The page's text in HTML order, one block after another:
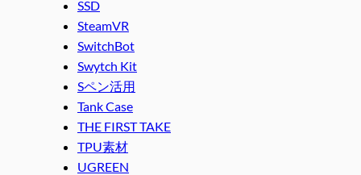
SSD
SteamVR
SwitchBot
Swytch Kit
Sペン活用
Tank Case
THE FIRST TAKE
TPU素材
UGREEN